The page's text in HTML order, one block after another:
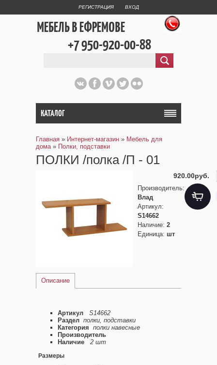
РЕГИСТРАЦИЯ ВХОД
МЕБЕЛЬ В ЕФРЕМОВЕ
+7 950-920-00-88
КАТАЛОГ
Главная » Интернет-магазин » Мебель для
дома » Полки, подставки
ПОЛКИ /полка /П - 01
920.00руб.
Производитель:
Влад
Артикул:
S14662
Наличие: 2
Единица: шт
Описание
Артикул
S14662
Раздел полки, подставки
Категория полки навесные
Производитель
Наличие
2 шт
Размеры